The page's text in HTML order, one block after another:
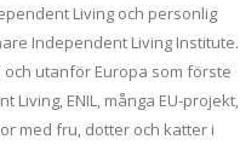
Living och personlig
Independent Living Institute.
utanför Europa som förste
ENIL, många EU-projekt,
med fru, dotter och katter i